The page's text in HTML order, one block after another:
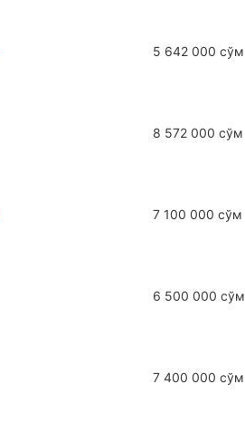
5 642 000 сўм
8 572 000 сўм
7 100 000 сўм
6 500 000 сўм
7 400 000 сўм